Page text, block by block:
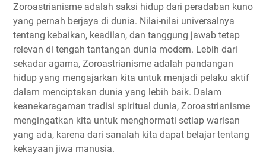
Zoroastrianisme adalah saksi hidup dari peradaban kuno
yang pernah berjaya di dunia. Nilai-nilai universalnya
tentang kebaikan, keadilan, dan tanggung jawab tetap
relevan di tengah tantangan dunia modern. Lebih dari
sekadar agama, Zoroastrianisme adalah pandangan
hidup yang mengajarkan kita untuk menjadi pelaku aktif
dalam menciptakan dunia yang lebih baik. Dalam
keanekaragaman tradisi spiritual dunia, Zoroastrianisme
mengingatkan kita untuk menghormati setiap warisan
yang ada, karena dari sanalah kita dapat belajar tentang
kekayaan jiwa manusia.